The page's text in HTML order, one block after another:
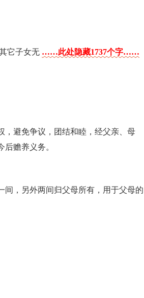
它子女无 ……此处隐藏1737个字……
，避免争议，团结和睦，经父亲、母
赡养义务。
间，另外两间归父母所有，用于父母的